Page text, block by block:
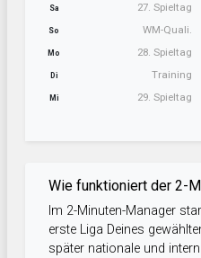
Sa 27. Spieltag
So WM-Quali.
Mo 28. Spieltag
Di Training
Mi 29. Spieltag
Wie funktioniert der 2-
Im 2-Minuten-Manager
erste Liga Deines
später nationale und